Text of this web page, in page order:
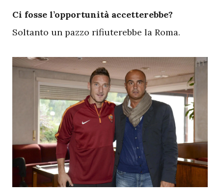
Ci fosse l’opportunità accetterebbe?
Soltanto un pazzo rifiuterebbe la Roma.